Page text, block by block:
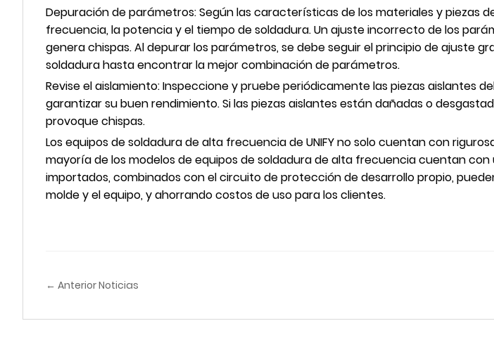
Depuración de parámetros: Según las características de los materiales y piezas
frecuencia, la potencia y el tiempo de soldadura. Un ajuste incorrecto de los
genera chispas. Al depurar los parámetros, se debe seguir el principio de ajuste
soldadura hasta encontrar la mejor combinación de parámetros.
Revise el aislamiento: Inspeccione y pruebe periódicamente las piezas aislantes
garantizar su buen rendimiento. Si las piezas aislantes están dañadas o
provoque chispas.
Los equipos de soldadura de alta frecuencia de UNIFY no solo cuentan con
mayoría de los modelos de equipos de soldadura de alta frecuencia cuentan
importados, combinados con el circuito de protección de desarrollo propio,
molde y el equipo, y ahorrando costos de uso para los clientes.
← Anterior Noticias